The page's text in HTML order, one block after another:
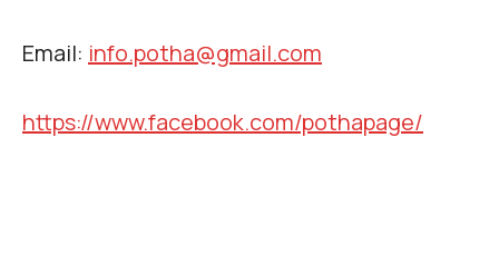
Email: info.potha@gmail.com
https://www.facebook.com/pothapage/